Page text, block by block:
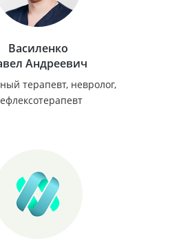
Василенко
Андреевич
терапевт, невролог,